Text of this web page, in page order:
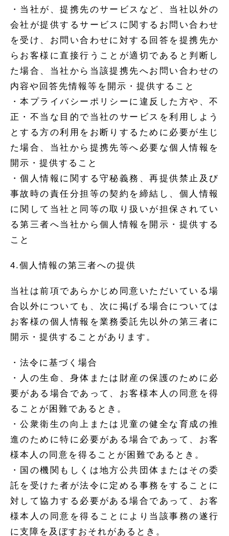
・当社が、提携先のサービスなど、当社以外の
会社が提供するサービスに関するお問い合わせ
を受け、お問い合わせに対する回答を提携先か
らお客様に直接行うことが適切であると判断し
た場合、当社から当該提携先へお問い合わせの
内容や回答先情報等を開示・提供すること
・本プライバシーポリシーに違反した方や、不
正・不当な目的で当社のサービスを利用しよう
とする方の利用をお断りするために必要が生じ
た場合、当社から提携先等へ必要な個人情報を
開示・提供すること
・個人情報に関する守秘義務、再提供禁止及び
事故時の責任分担等の契約を締結し、個人情報
に関して当社と同等の取り扱いが担保されてい
る第三者へ当社から個人情報を開示・提供する
こと
4.個人情報の第三者への提供
当社は前項であらかじめ同意いただいている場
合以外についても、次に掲げる場合については
お客様の個人情報を業務委託先以外の第三者に
開示・提供することがあります。
・法令に基づく場合
・人の生命、身体または財産の保護のために必
要がある場合であって、お客様本人の同意を得
ることが困難であるとき。
・公衆衛生の向上または児童の健全な育成の推
進のために特に必要がある場合であって、お客
様本人の同意を得ることが困難であるとき。
・国の機関もしくは地方公共団体またはその委
託を受けた者が法令に定める事務をすることに
対して協力する必要がある場合であって、お客
様本人の同意を得ることにより当該事務の遂行
に支障を及ぼすおそれがあるとき。